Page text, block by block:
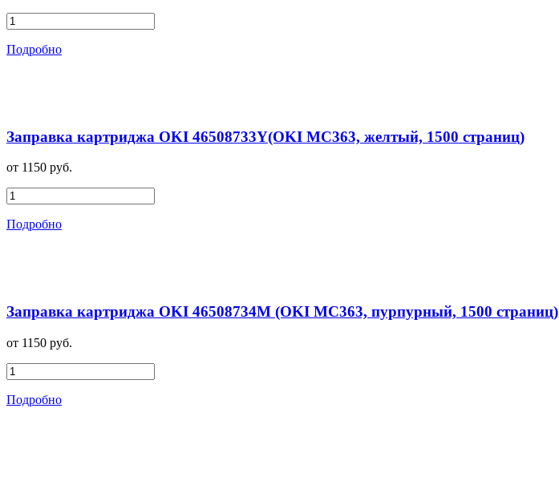
Подробно
Заправка картриджа OKI 46508733Y(OKI MC363, желтый, 1500 страниц)
от 1150 руб.
Подробно
Заправка картриджа OKI 46508734M (OKI MC363, пурпурный, 1500 страниц)
от 1150 руб.
Подробно